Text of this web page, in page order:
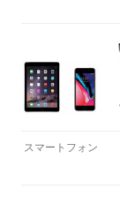
スマートフォン